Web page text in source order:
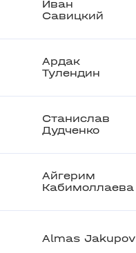
Иван
Савицкий
Ардак
Тулендин
Станислав
Дудченко
Айгерим
Кабимоллаева
Almas Jakupov